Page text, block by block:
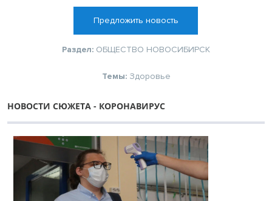
Предложить новость
Раздел: ОБЩЕСТВО НОВОСИБИРСК
Темы: Здоровье
НОВОСТИ СЮЖЕТА - КОРОНАВИРУС